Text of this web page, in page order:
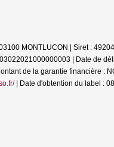
MONTLUCON | Siret :
| Date de
de la garantie financière :
| Date d'obtention du label :